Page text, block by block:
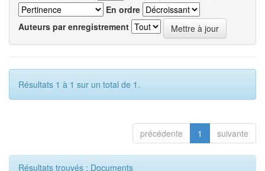
En ordre
Auteurs par enregistrement
Résultats 1 à 1 sur un total de 1.
précédente 1 suivante
Résultats trouvés : Documents